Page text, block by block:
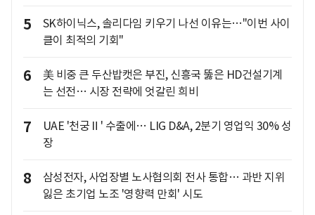
5
SK하이닉스, 솔리다임 키우기 나선 이유는…"이번 사이
클이 최적의 기회"
6
美 비중 큰 두산밥캣은 부진, 신흥국 뚫은 HD건설기계
는 선전… 시장 전략에 엇갈린 희비
7
UAE '천궁Ⅱ' 수출에… LIG D&A, 2분기 영업익 30% 성
장
8
삼성전자, 사업장별 노사협의회 전사 통합… 과반 지위
잃은 초기업 노조 '영향력 만회' 시도